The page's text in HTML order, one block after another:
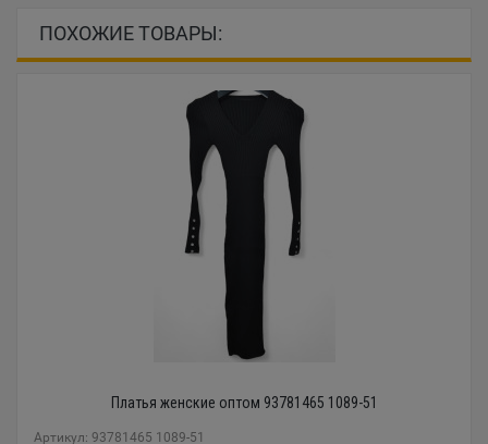
ПОХОЖИЕ ТОВАРЫ:
Платья женские оптом 93781465 1089-51
Артикул: 93781465 1089-51